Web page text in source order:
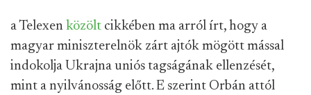
a Telexen közölt cikkében ma arról írt, hogy a
magyar miniszterelnök zárt ajtók mögött mással
indokolja Ukrajna uniós tagságának ellenzését,
mint a nyilvánosság előtt. E szerint Orbán attól